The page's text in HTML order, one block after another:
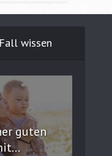
wissen
guten